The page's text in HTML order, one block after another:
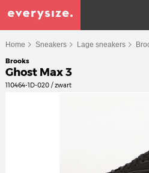
Home Sneakers Lage sneakers
Brooks
Ghost Max 3
110464-1D-020 / zwart